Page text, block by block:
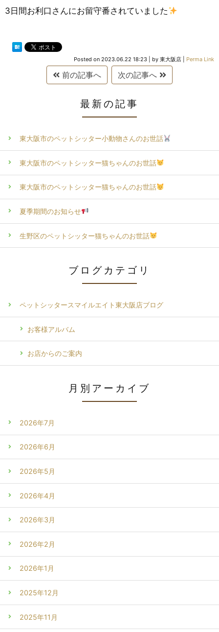
3日間お利口さんにお留守番されていました
Posted on 2023.06.22 18:23 by 東大阪店 Perma Link
前の記事へ 次の記事へ
最新の記事
東大阪市のペットシッター小動物さんのお世話
東大阪市のペットシッター猫ちゃんのお世話
東大阪市のペットシッター猫ちゃんのお世話
夏季期間のお知らせ
生野区のペットシッター猫ちゃんのお世話
ブログカテゴリ
ペットシッタースマイルエイト東大阪店ブログ
お客様アルバム
お店からのご案内
月別アーカイブ
2026年7月
2026年6月
2026年5月
2026年4月
2026年3月
2026年2月
2026年1月
2025年12月
2025年11月